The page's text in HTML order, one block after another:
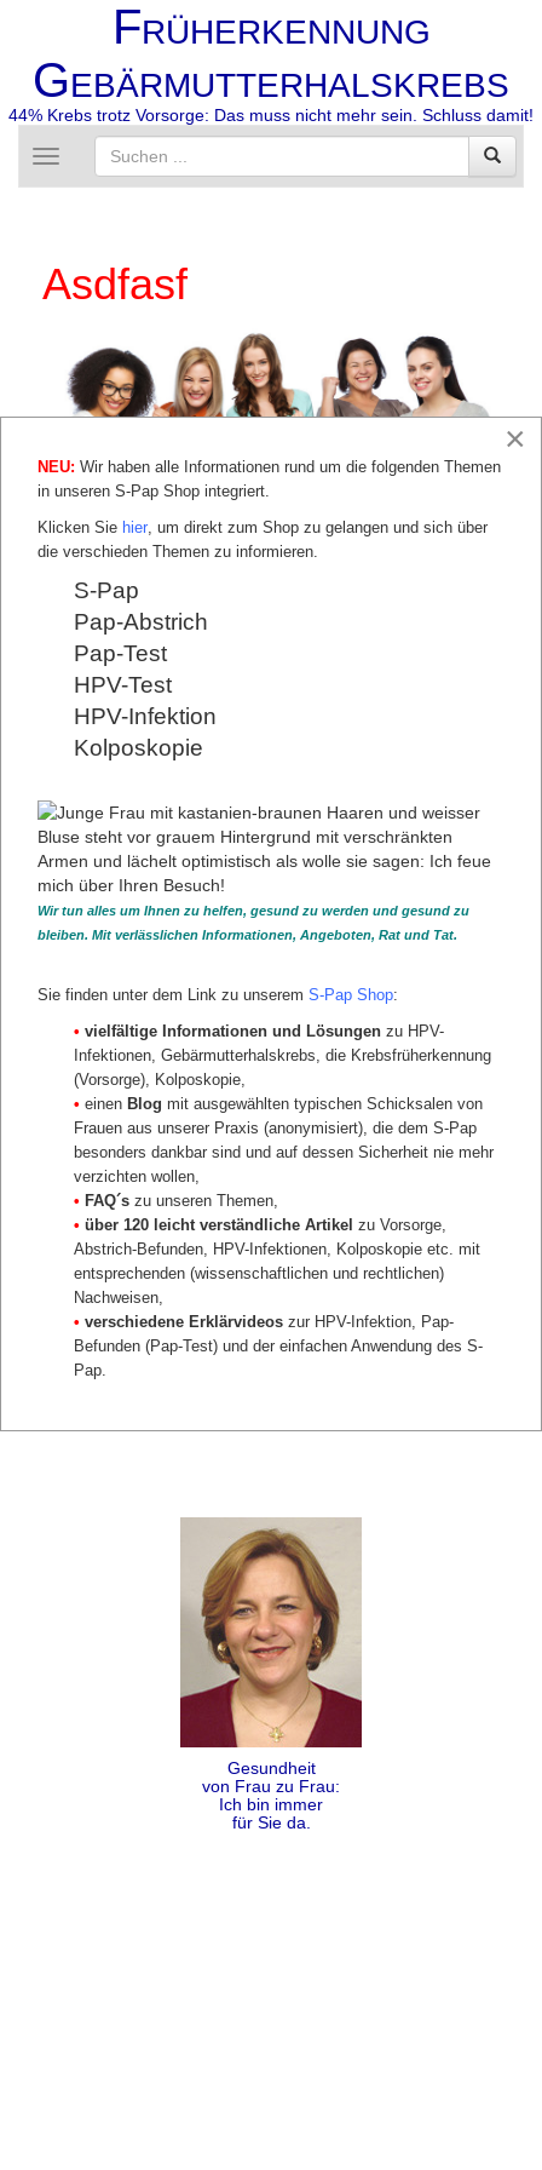
FRÜHERKENNUNG
GEBÄRMUTTERHALSKREBS
44% Krebs trotz Vorsorge: Das muss nicht mehr sein. Schluss damit!
Toggle
navigation
Asdfasf
sfasdfsf
"Desfasdf"
asfsa
asfs
sfasdf
Unterseite 1 Unterseite 2 Unterseite 3 Unterseite 4
Falsche Abstrichtechnik
Unvollständige Aufklärung
Fehlende Befundmitteilung
Übersehene Abstrichwiederholung
Vergessener Recall
Gesundheit
von Frau zu Frau:
Ich bin immer
für Sie da.
×
NEU: Wir haben alle Informationen rund um die folgenden Themen
in unseren S-Pap Shop integriert.
Klicken Sie hier, um direkt zum Shop zu gelangen und sich über
die verschieden Themen zu informieren.
S-Pap
Pap-Abstrich
Pap-Test
HPV-Test
HPV-Infektion
Kolposkopie
Wir tun alles um Ihnen zu helfen, gesund zu werden und gesund zu
bleiben. Mit verlässlichen Informationen, Angeboten, Rat und Tat.
Sie finden unter dem Link zu unserem S-Pap Shop:
• vielfältige Informationen und Lösungen zu HPV-
Infektionen, Gebärmutterhalskrebs, die Krebsfrüherkennung
(Vorsorge), Kolposkopie,
• einen Blog mit ausgewählten typischen Schicksalen von
Frauen aus unserer Praxis (anonymisiert), die dem S-Pap
besonders dankbar sind und auf dessen Sicherheit nie mehr
verzichten wollen,
• FAQ´s zu unseren Themen,
• über 120 leicht verständliche Artikel zu Vorsorge,
Abstrich-Befunden, HPV-Infektionen, Kolposkopie etc. mit
entsprechenden (wissenschaftlichen und rechtlichen)
Nachweisen,
• verschiedene Erklärvideos zur HPV-Infektion, Pap-
Befunden (Pap-Test) und der einfachen Anwendung des S-
Pap.